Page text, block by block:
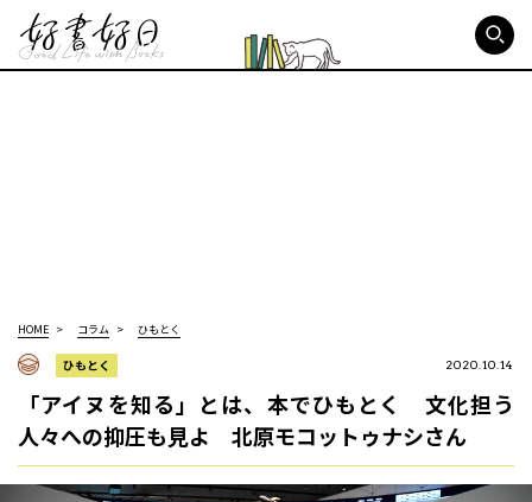
HOME コラム ひもとく
ひもとく 2020.10.14
「アイヌを知る」とは、本でひもとく 文化担う
人々への抑圧も見よ 北原モコットゥナシさん